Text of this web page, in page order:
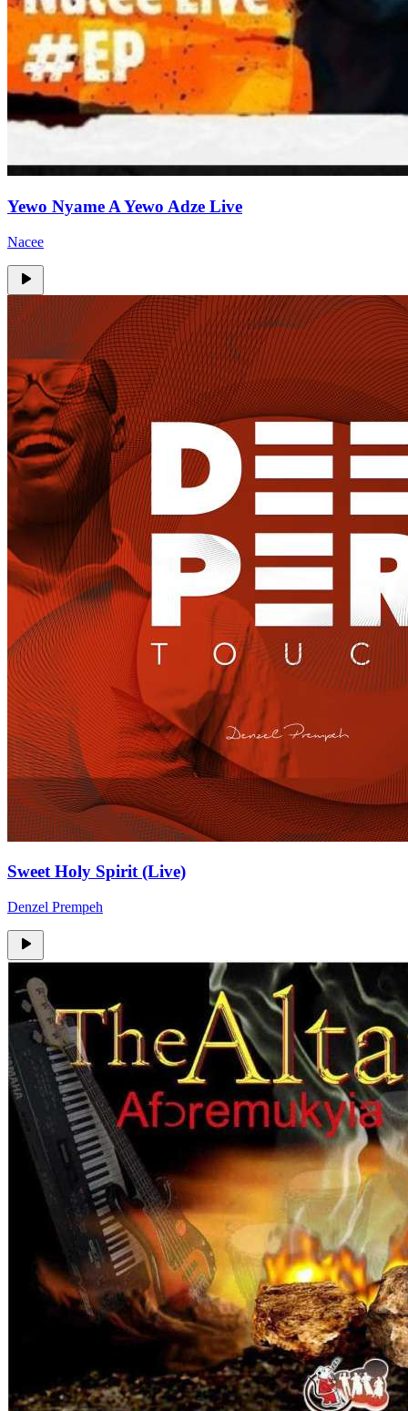
Yewo Nyame A Yewo Adze Live
Nacee
Sweet Holy Spirit (Live)
Denzel Prempeh